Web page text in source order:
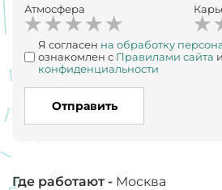
Атмосфера
Я согласен на обработку
ознакомлен с Правилами сайта и
конфиденциальности
Отправить
Где работают - Москва